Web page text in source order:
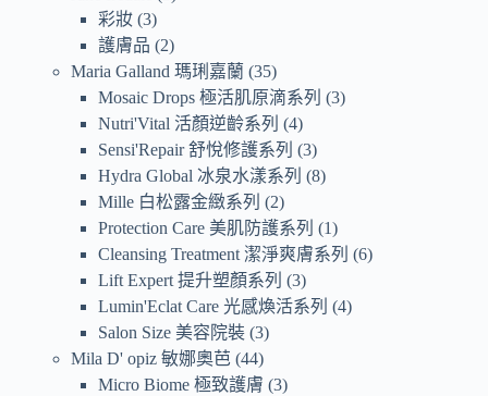
彩妝 3
護膚品
2
Maria Galland 瑪琍嘉蘭 35
Mosaic Drops 極活肌原滴系列
3
Nutri'Vital 活顏逆齡系列
4
Sensi'Repair 舒悅修護系列
3
Hydra Global 冰泉水漾系列
8
Mille 白松露金緻系列
2
Protection Care 美肌防護系列
1
Cleansing Treatment 潔淨爽膚系列
6
Lift Expert 提升塑顏系列
3
Lumin'Eclat Care 光感煥活系列
4
Salon Size 美容院裝 3
Mila D' opiz 敏娜奧芭 44
Micro Biome 極致護膚 3